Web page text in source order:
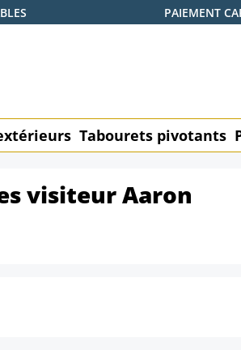
PAIEMENT
Tabourets pivotants
visiteur Aaron